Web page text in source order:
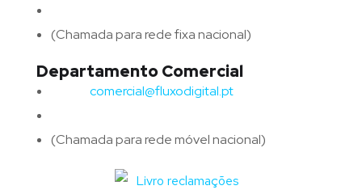
(Chamada para rede fixa nacional)
Departamento Comercial
comercial@fluxodigital.pt
(Chamada para rede móvel nacional)